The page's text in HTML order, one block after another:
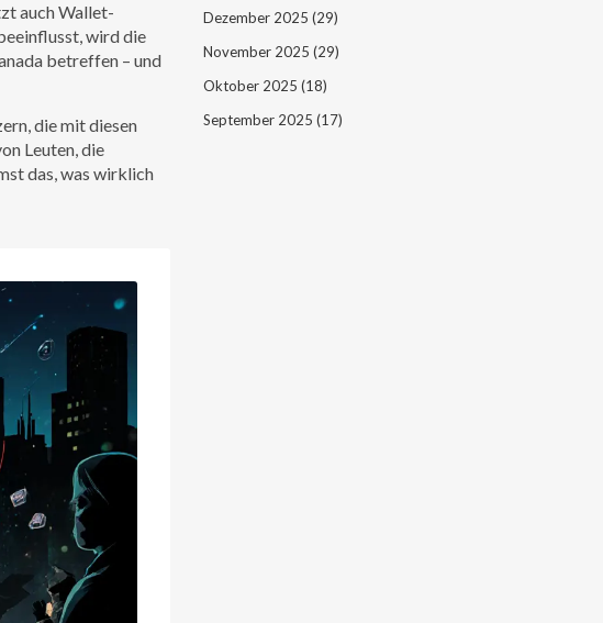
auch Wallet-
wird die
betreffen – und
die mit diesen
Leuten, die
das, was wirklich
Dezember 2025 (29)
November 2025 (29)
Oktober 2025 (18)
September 2025 (17)